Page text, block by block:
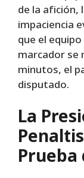
de la afición,
impaciencia
que el
marcador se
minutos, el
disputado.
La
Prueba